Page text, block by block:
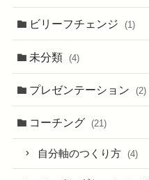
ビリーフチェンジ (1)
未分類 (4)
プレゼンテーション (2)
コーチング (21)
自分軸のつくり方 (4)